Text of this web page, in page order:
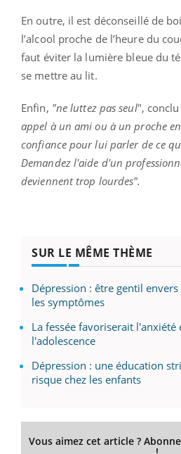
En outre, il est déconseillé de
l’alcool proche de l’heure du
faut éviter la lumière bleue du
se mettre au lit.
Enfin, "ne luttez pas seul",
appel à un ami ou à un proche
confiance pour lui parler de ce
Demandez l'aide d'un
deviennent trop lourdes".
SUR LE MÊME THÈME
Dépression : être gentil
les symptômes
La fessée favoriserait l'anxiété
l'adolescence
Dépression : une éducation
risque chez les enfants
Vous aimez cet article ?